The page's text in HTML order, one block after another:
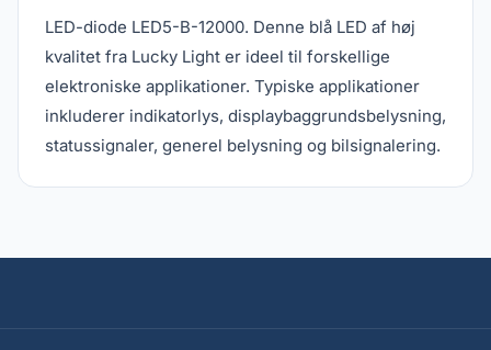
LED-diode LED5-B-12000. Denne blå LED af høj
kvalitet fra Lucky Light er ideel til forskellige
elektroniske applikationer. Typiske applikationer
inkluderer indikatorlys, displaybaggrundsbelysning,
statussignaler, generel belysning og bilsignalering.